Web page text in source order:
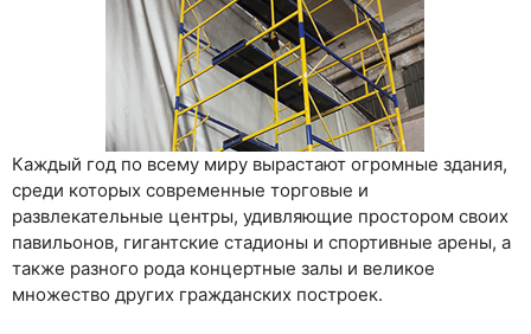
Каждый год по всему миру вырастают огромные здания,
среди которых современные торговые и
развлекательные центры, удивляющие простором своих
павильонов, гигантские стадионы и спортивные арены, а
также разного рода концертные залы и великое
множество других гражданских построек.